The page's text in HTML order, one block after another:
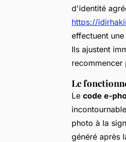
d'identité
https://
effectuent une
Ils ajustent
recommencer
Le
Le code e-
photo à la
généré après